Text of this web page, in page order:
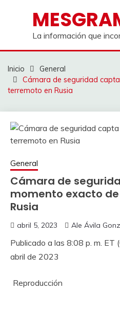
contenidoLa información que
Inicio
General
Cámara de seguridad
terremoto en Rusia
General
Cámara de
momento exacto
Rusia
abril 5, 2023 Ale Ávila
Publicado a las 8:08 p. m.
abril de 2023
Reproducción